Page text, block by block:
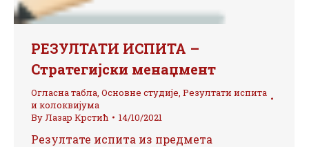
РЕЗУЛТАТИ ИСПИТА –
Стратегијски менаџмент
Огласна табла, Основне студије, Резултати испита
и колоквијума
ByЛазар Крстић 14/10/2021
Резултате испита из предмета